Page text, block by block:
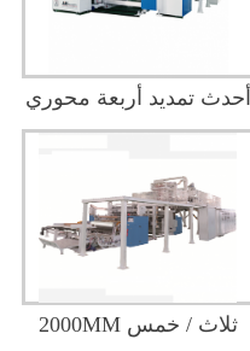
أحدث تمديد أربعة محوري
من PE امتداد الفيلم / فيلم
خط إنتاج المراعي
2000MM ثلاث / خمس